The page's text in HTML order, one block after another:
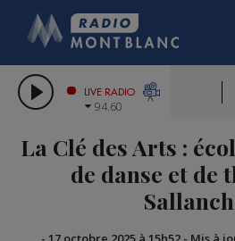
LES CHRONIQUES DE
CITIZEN
GRAND MASSIF
BIGARD
COMPAGNIE DU
LIVE RADIO
94.60
La Clé des Arts :
de danse et de